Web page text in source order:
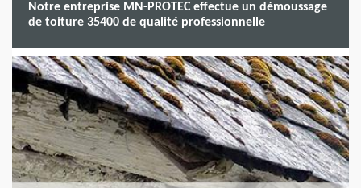
Notre entreprise MN-PROTEC effectue un démoussage
de toiture 35400 de qualité professionnelle